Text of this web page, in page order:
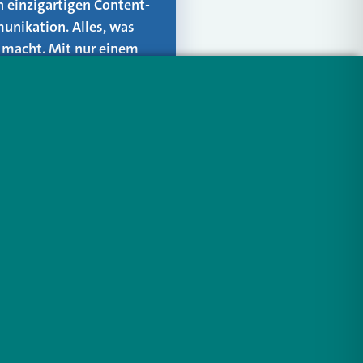
einzigartigen Content-
Alles, was
Mit nur einem